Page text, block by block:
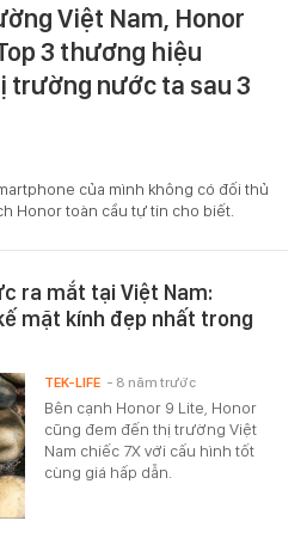
Việt Nam, Honor
3 thương hiệu
nước ta sau 3
của mình không có đối thủ
Honor toàn cầu tự tin cho biết.
ra mắt tại Việt Nam:
mặt kính đẹp nhất trong
Bên cạnh Honor 9 Lite, Honor
cũng đem đến thị trường Việt
Nam chiếc 7X với cấu hình tốt
cùng giá hấp dẫn.
TEK-LIFE - 8 năm trước